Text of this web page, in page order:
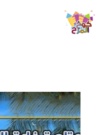
إلى
المحتوى